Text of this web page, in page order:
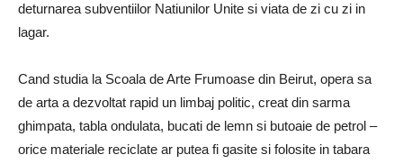
deturnarea subventiilor Natiunilor Unite si viata de zi cu zi in
lagar.
Cand studia la Scoala de Arte Frumoase din Beirut, opera sa
de arta a dezvoltat rapid un limbaj politic, creat din sarma
ghimpata, tabla ondulata, bucati de lemn si butoaie de petrol –
orice materiale reciclate ar putea fi gasite si folosite in tabara